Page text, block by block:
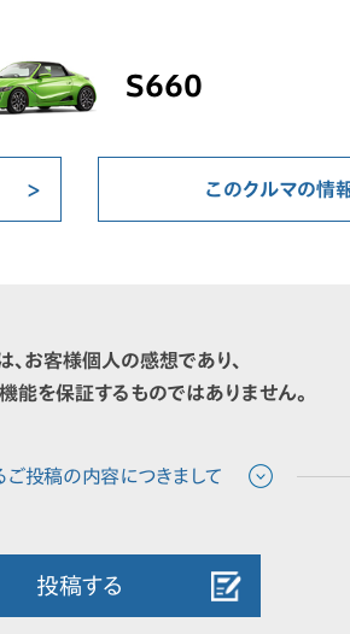
S660
このクルマの情
、お客様個人の感想であり、
能を保証するものではありません。
投稿する